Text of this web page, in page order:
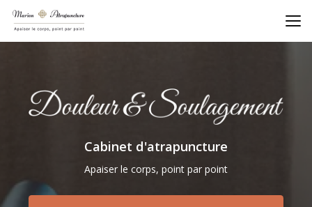
Aller
contenu
principal
Cabinet d'atrapuncture
Apaiser le corps, point par point